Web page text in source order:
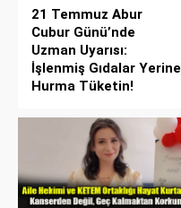
21 Temmuz Abur
Cubur Günü’nde
Uzman Uyarısı:
İşlenmiş Gıdalar Yerine
Hurma Tüketin!